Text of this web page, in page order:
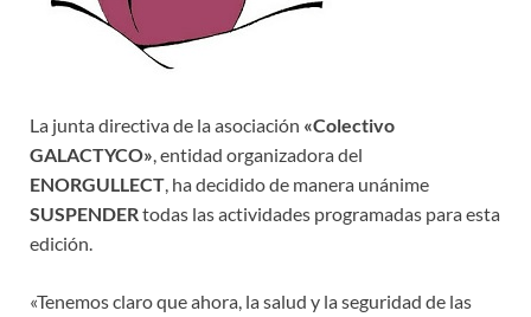
La junta directiva de la asociación «Colectivo
GALACTYCO», entidad organizadora del
ENORGULLECT, ha decidido de manera unánime
SUSPENDERtodas las actividades programadas para esta
edición.
«Tenemos claro que ahora, la salud y la seguridad de las